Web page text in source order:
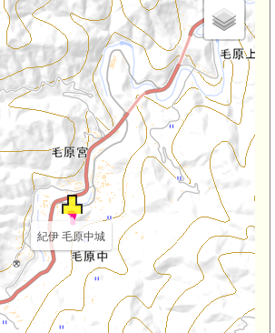
紀伊 毛原中城